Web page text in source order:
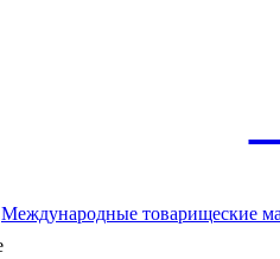
Международные товарищеские